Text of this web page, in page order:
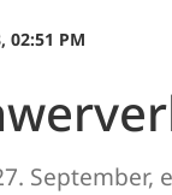
02:51 PM